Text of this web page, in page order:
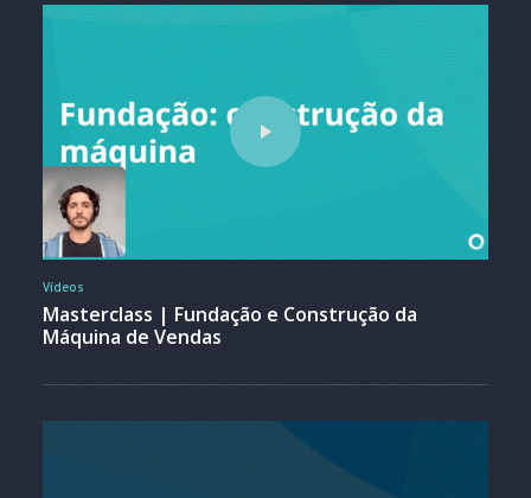
Vídeos
Masterclass | Fundação e Construção da
Máquina de Vendas